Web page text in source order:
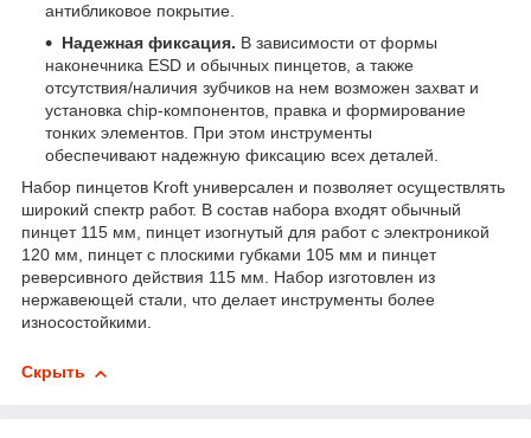
антибликовое покрытие.
Надежная фиксация. В зависимости от формы
наконечника ESD и обычных пинцетов, а также
отсутствия/наличия зубчиков на нем возможен захват и
установка chip-компонентов, правка и формирование
тонких элементов. При этом инструменты
обеспечивают надежную фиксацию всех деталей.
Набор пинцетов Kroft универсален и позволяет осуществлять
широкий спектр работ. В состав набора входят обычный
пинцет 115 мм, пинцет изогнутый для работ с электроникой
120 мм, пинцет с плоскими губками 105 мм и пинцет
реверсивного действия 115 мм. Набор изготовлен из
нержавеющей стали, что делает инструменты более
износостойкими.
Скрыть